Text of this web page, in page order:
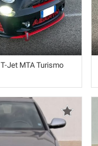
Jet MTA Turismo
(5) • Nero
• Airbag laterali •
• Android Auto •
in lega • Chiusura
Controllo trazione •